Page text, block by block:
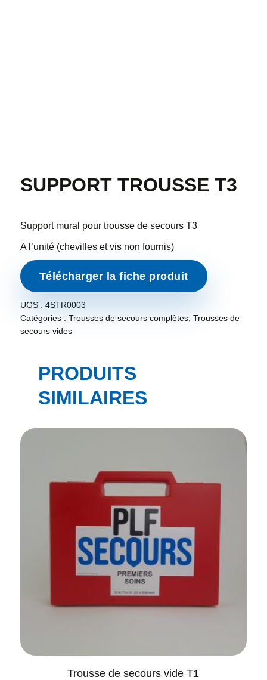
SUPPORT TROUSSE T3
Support mural pour trousse de secours T3
A l’unité (chevilles et vis non fournis)
Télécharger la fiche produit
UGS : 4STR0003
Catégories : Trousses de secours complètes, Trousses de
secours vides
PRODUITS
SIMILAIRES
Trousse de secours vide T1